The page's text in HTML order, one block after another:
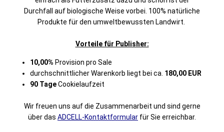
Durchfall auf biologische Weise vorbei. 100% natürliche
Produkte für den umweltbewussten Landwirt.
Vorteile für Publisher:
10,00% Provision pro Sale
durchschnittlicher Warenkorb liegt bei ca. 180,00 EUR
90 TageCookielaufzeit
Wir freuen uns auf die Zusammenarbeit und sind gerne
über das ADCELL-Kontaktformular für Sie erreichbar.